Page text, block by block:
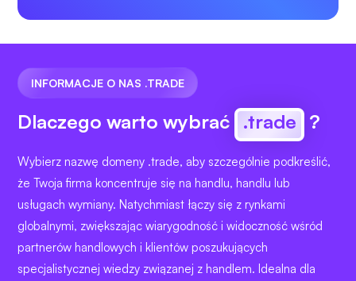
INFORMACJE O NAS .TRADE
Dlaczego warto wybrać .trade ?
Wybierz nazwę domeny .trade, aby szczególnie podkreślić,
że Twoja firma koncentruje się na handlu, handlu lub
usługach wymiany. Natychmiast łączy się z rynkami
globalnymi, zwiększając wiarygodność i widoczność wśród
partnerów handlowych i klientów poszukujących
specjalistycznej wiedzy związanej z handlem. Idealna dla